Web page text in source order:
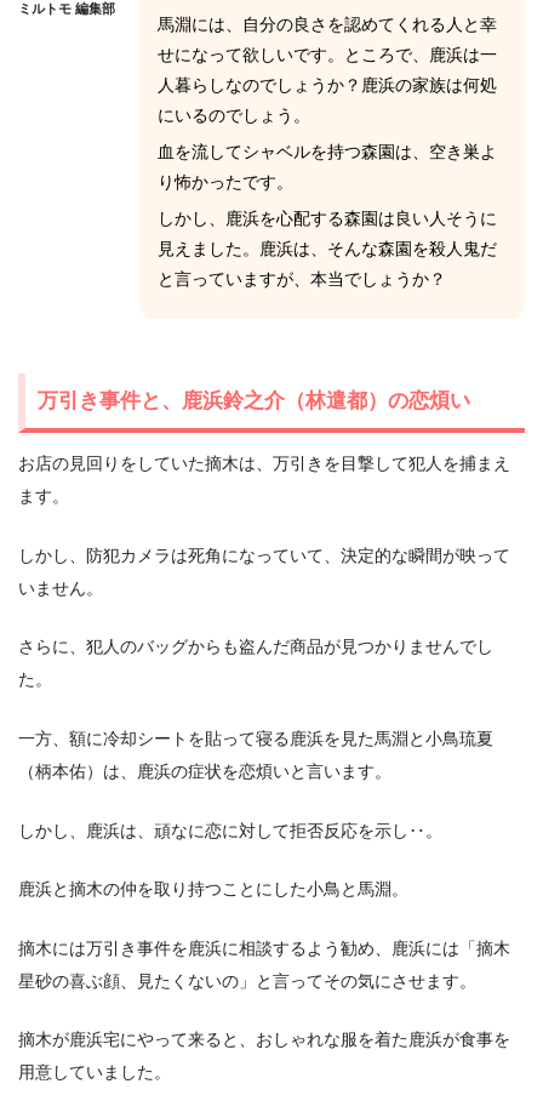
ミルトモ 編集部
馬淵には、自分の良さを認めてくれる人と幸
せになって欲しいです。ところで、鹿浜は一
人暮らしなのでしょうか？鹿浜の家族は何処
にいるのでしょう。
血を流してシャベルを持つ森園は、空き巣よ
り怖かったです。
しかし、鹿浜を心配する森園は良い人そうに
見えました。鹿浜は、そんな森園を殺人鬼だ
と言っていますが、本当でしょうか？
万引き事件と、鹿浜鈴之介（林遣都）の恋煩い
お店の見回りをしていた摘木は、万引きを目撃して犯人を捕まえ
ます。
しかし、防犯カメラは死角になっていて、決定的な瞬間が映って
いません。
さらに、犯人のバッグからも盗んだ商品が見つかりませんでし
た。
一方、額に冷却シートを貼って寝る鹿浜を見た馬淵と小鳥琉夏
（柄本佑）は、鹿浜の症状を恋煩いと言います。
しかし、鹿浜は、頑なに恋に対して拒否反応を示し‥。
鹿浜と摘木の仲を取り持つことにした小鳥と馬淵。
摘木には万引き事件を鹿浜に相談するよう勧め、鹿浜には「摘木
星砂の喜ぶ顔、見たくないの」と言ってその気にさせます。
摘木が鹿浜宅にやって来ると、おしゃれな服を着た鹿浜が食事を
用意していました。